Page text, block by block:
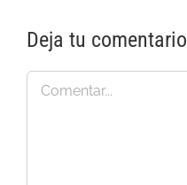
Deja tu comentario
Comentar